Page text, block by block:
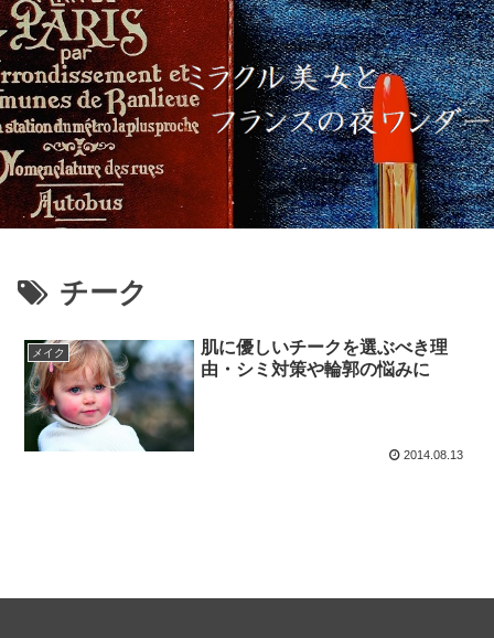
チーク
メイク
肌に優しいチークを選ぶべき理
由・シミ対策や輪郭の悩みに
2014.08.13